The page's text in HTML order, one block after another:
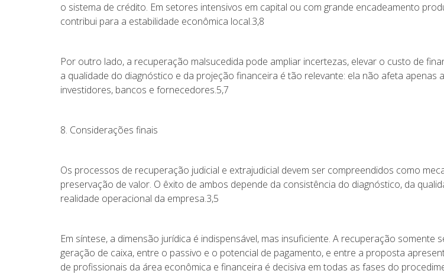
o sistema de crédito. Em setores intensivos em capital ou com grande encadeamento
contribui para a estabilidade econômica local.3,8
Por outro lado, a recuperação malsucedida pode ampliar incertezas, elevar o custo de
a qualidade do diagnóstico e da projeção financeira é tão relevante: ela não afeta
investidores, bancos e fornecedores.5,7
8. Considerações finais
Os processos de recuperação judicial e extrajudicial devem ser compreendidos como
preservação de valor. O êxito de ambos depende da consistência do diagnóstico, da
realidade operacional da empresa.3,5
Em síntese, a dimensão jurídica é indispensável, mas insuficiente. A recuperação
geração de caixa, entre o passivo e o potencial de pagamento, e entre a proposta
de profissionais da área econômica e financeira é decisiva em todas as fases do